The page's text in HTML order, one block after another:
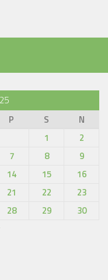
P S
N
1
2
7 8
9
14 15
16
21 22
23
28 29
30